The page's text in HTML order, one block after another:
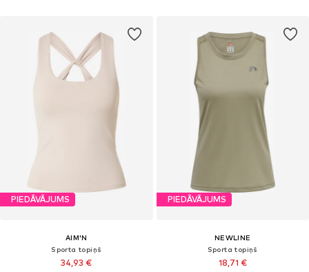
PIEDĀVĀJUMS
AIM'N
Sporta topiņš
34,93 €
PIEDĀVĀJUMS
NEWLINE
Sporta topiņš
18,71 €